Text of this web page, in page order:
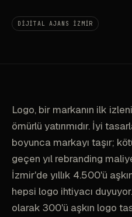
DIJITAL AJANS İZMIR
Logo, bir markanın ilk
ömürlü yatırımıdır. İyi
boyunca markayı taşır;
geçen yıl rebranding
İzmir'de yıllık 4.500'ü
hepsi logo ihtiyacı
olarak 300'ü aşkın logo